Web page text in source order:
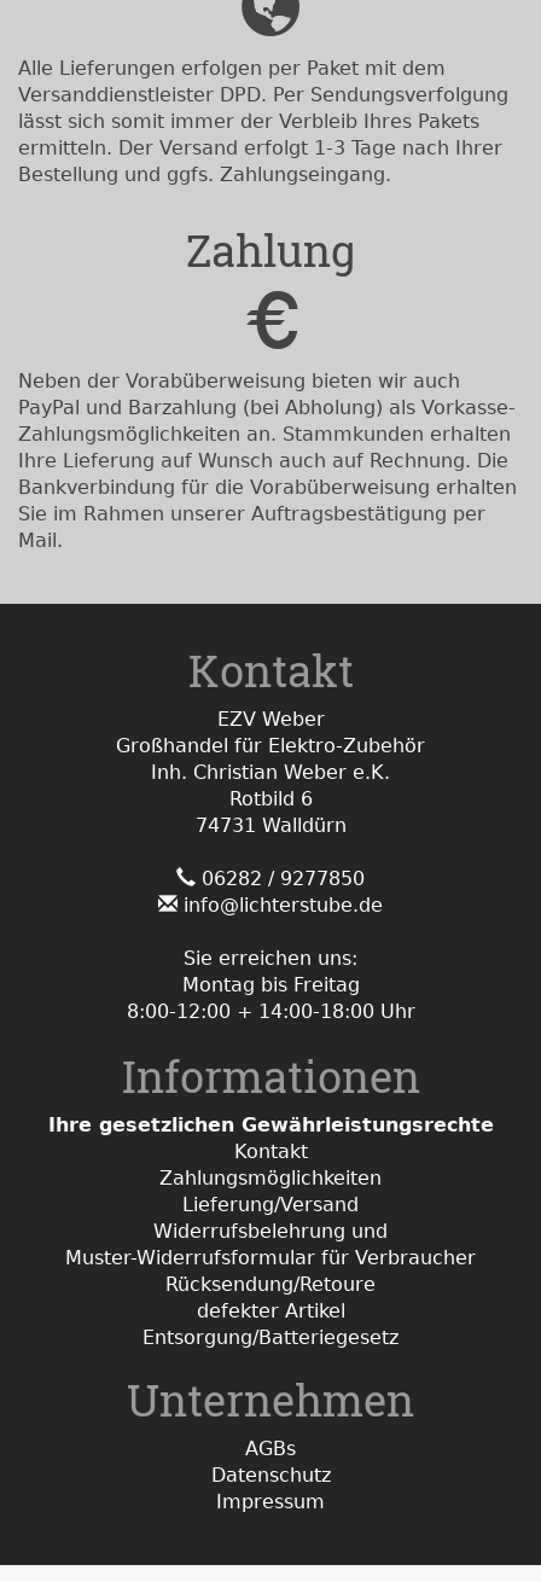
Alle Lieferungen erfolgen per Paket mit dem
Versanddienstleister DPD. Per Sendungsverfolgung
lässt sich somit immer der Verbleib Ihres Pakets
ermitteln. Der Versand erfolgt 1-3 Tage nach Ihrer
Bestellung und ggfs. Zahlungseingang.
Zahlung
Neben der Vorabüberweisung bieten wir auch
PayPal und Barzahlung (bei Abholung) als Vorkasse-
Zahlungsmöglichkeiten an. Stammkunden erhalten
Ihre Lieferung auf Wunsch auch auf Rechnung. Die
Bankverbindung für die Vorabüberweisung erhalten
Sie im Rahmen unserer Auftragsbestätigung per
Mail.
Kontakt
EZV Weber
Großhandel für Elektro-Zubehör
Inh. Christian Weber e.K.
Rotbild 6
74731 Walldürn
06282 / 9277850
info@lichterstube.de
Sie erreichen uns:
Montag bis Freitag
8:00-12:00 + 14:00-18:00 Uhr
Informationen
Ihre gesetzlichen Gewährleistungsrechte
Kontakt
Zahlungsmöglichkeiten
Lieferung/Versand
Widerrufsbelehrung und
Muster-Widerrufsformular für Verbraucher
Rücksendung/Retoure
defekter Artikel
Entsorgung/Batteriegesetz
Unternehmen
AGBs
Datenschutz
Impressum